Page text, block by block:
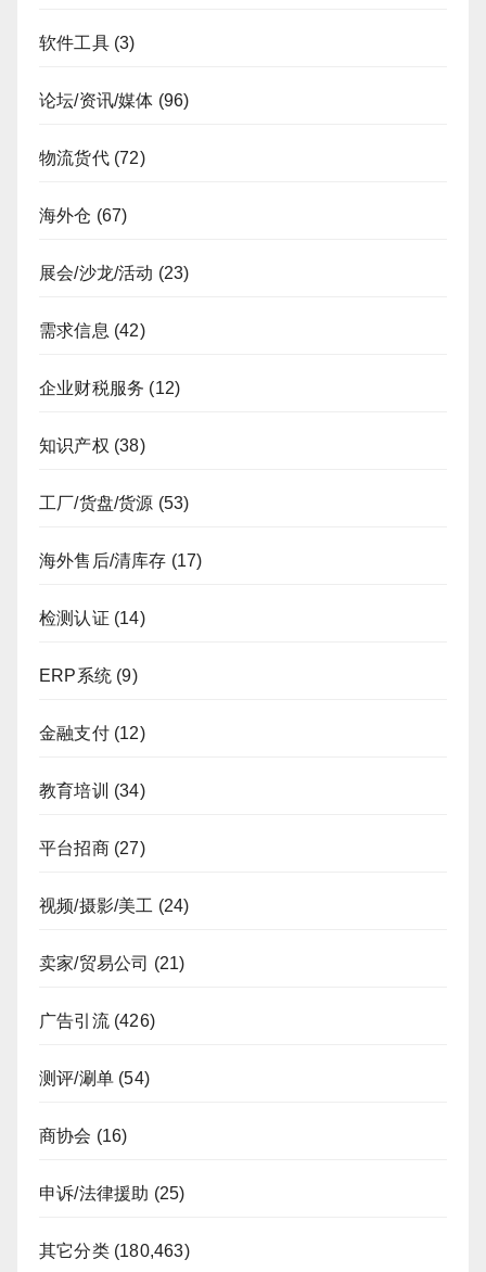
软件工具(3)
论坛/资讯/媒体 (96)
物流货代(72)
海外仓 (67)
展会/沙龙/活动 (23)
需求信息 (42)
企业财税服务 (12)
知识产权 (38)
工厂/货盘/货源 (53)
海外售后/清库存 (17)
检测认证 (14)
ERP系统 (9)
金融支付(12)
教育培训 (34)
平台招商(27)
视频/摄影/美工 (24)
卖家/贸易公司 (21)
广告引流(426)
测评/涮单 (54)
商协会 (16)
申诉/法律援助 (25)
其它分类(180,463)